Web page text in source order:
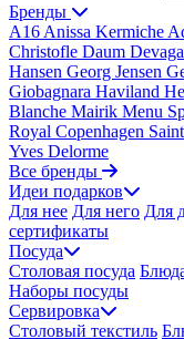
Бренды
A16 Anissa Kermiche
Christofle Daum
Hansen Georg Jensen
Giobagnara Haviland
Blanche Mairik Menu
Royal Copenhagen
Yves Delorme
Все бренды
Идеи подарков
Для нее Для него Для
сертификаты
Посуда
Столовая посуда
Наборы посуды
Сервировка
Столовый текстиль